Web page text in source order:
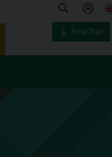
Free Trial